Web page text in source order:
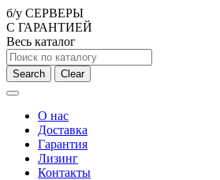
б/у СЕРВЕРЫ
С ГАРАНТИЕЙ
Весь каталог
Search Clear
О нас
Доставка
Гарантия
Лизинг
Контакты